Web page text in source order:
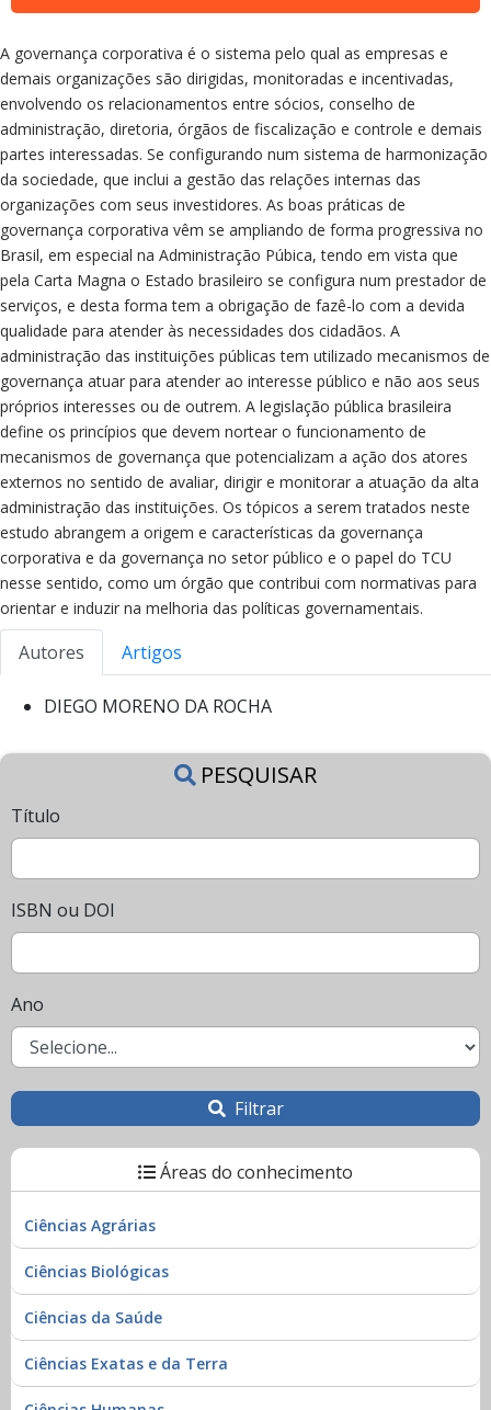
A governança corporativa é o sistema pelo qual as empresas e
demais organizações são dirigidas, monitoradas e incentivadas,
envolvendo os relacionamentos entre sócios, conselho de
administração, diretoria, órgãos de fiscalização e controle e demais
partes interessadas. Se configurando num sistema de harmonização
da sociedade, que inclui a gestão das relações internas das
organizações com seus investidores. As boas práticas de
governança corporativa vêm se ampliando de forma progressiva no
Brasil, em especial na Administração Púbica, tendo em vista que
pela Carta Magna o Estado brasileiro se configura num prestador de
serviços, e desta forma tem a obrigação de fazê-lo com a devida
qualidade para atender às necessidades dos cidadãos. A
administração das instituições públicas tem utilizado mecanismos de
governança atuar para atender ao interesse público e não aos seus
próprios interesses ou de outrem. A legislação pública brasileira
define os princípios que devem nortear o funcionamento de
mecanismos de governança que potencializam a ação dos atores
externos no sentido de avaliar, dirigir e monitorar a atuação da alta
administração das instituições. Os tópicos a serem tratados neste
estudo abrangem a origem e características da governança
corporativa e da governança no setor público e o papel do TCU
nesse sentido, como um órgão que contribui com normativas para
orientar e induzir na melhoria das políticas governamentais.
Autores Artigos
DIEGO MORENO DA ROCHA
PESQUISAR
Título
ISBN ou DOI
Ano
Filtrar
Áreas do conhecimento
Ciências Agrárias
Ciências Biológicas
Ciências da Saúde
Ciências Exatas e da Terra